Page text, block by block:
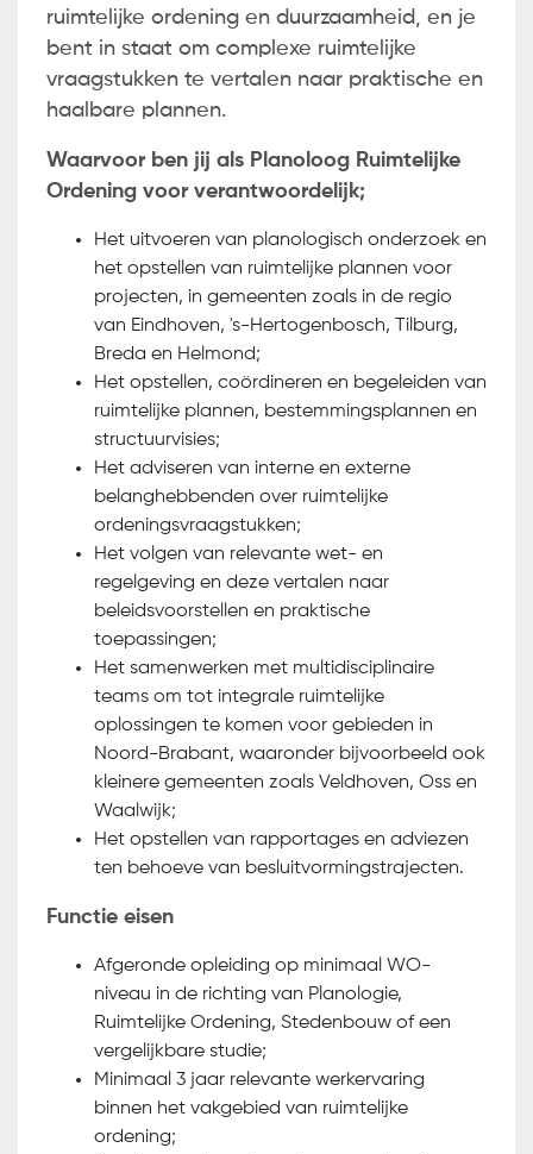
ruimtelijke ordening en duurzaamheid, en je
bent in staat om complexe ruimtelijke
vraagstukken te vertalen naar praktische en
haalbare plannen.
Waarvoor ben jij als Planoloog Ruimtelijke
Ordening voor verantwoordelijk;
Het uitvoeren van planologisch onderzoek en
het opstellen van ruimtelijke plannen voor
projecten, in gemeenten zoals in de regio
van Eindhoven, 's-Hertogenbosch, Tilburg,
Breda en Helmond;
Het opstellen, coördineren en begeleiden van
ruimtelijke plannen, bestemmingsplannen en
structuurvisies;
Het adviseren van interne en externe
belanghebbenden over ruimtelijke
ordeningsvraagstukken;
Het volgen van relevante wet- en
regelgeving en deze vertalen naar
beleidsvoorstellen en praktische
toepassingen;
Het samenwerken met multidisciplinaire
teams om tot integrale ruimtelijke
oplossingen te komen voor gebieden in
Noord-Brabant, waaronder bijvoorbeeld ook
kleinere gemeenten zoals Veldhoven, Oss en
Waalwijk;
Het opstellen van rapportages en adviezen
ten behoeve van besluitvormingstrajecten.
Functie eisen
Afgeronde opleiding op minimaal WO-
niveau in de richting van Planologie,
Ruimtelijke Ordening, Stedenbouw of een
vergelijkbare studie;
Minimaal 3 jaar relevante werkervaring
binnen het vakgebied van ruimtelijke
ordening;